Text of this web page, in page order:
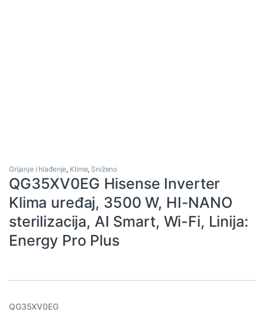
Grijanje i hlađenje, Klime, Sniženo
QG35XV0EG Hisense Inverter
Klima uređaj, 3500 W, HI-NANO
sterilizacija, AI Smart, Wi-Fi, Linija:
Energy Pro Plus
QG35XV0EG